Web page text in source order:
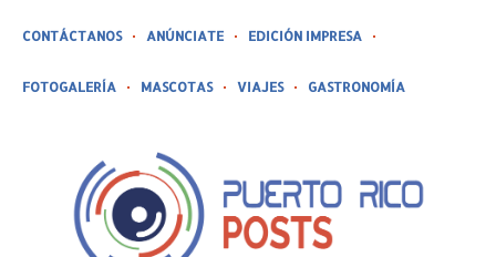
CONTÁCTANOS ANÚNCIATE EDICIÓN IMPRESA
FOTOGALERÍA MASCOTAS VIAJES GASTRONOMÍA